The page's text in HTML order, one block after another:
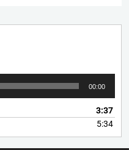
00:00
3:37
5:34